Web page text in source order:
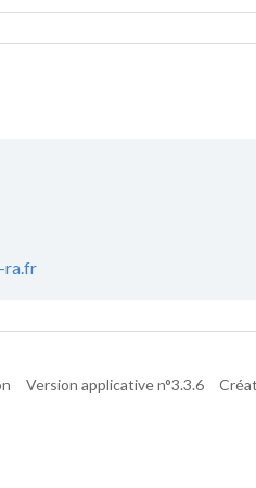
ra.fr
Version applicative n°3.3.6